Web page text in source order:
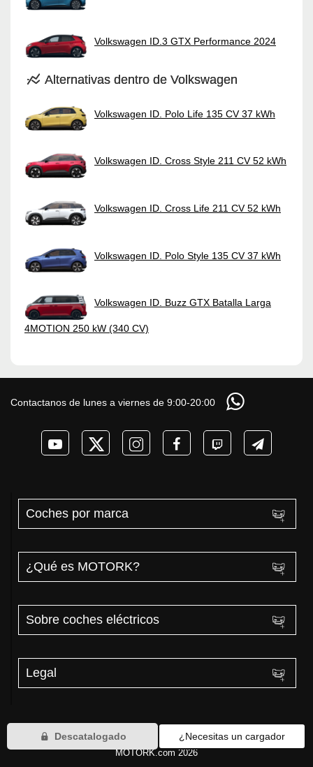
Descatalogado ¿Necesitas un cargador
Volkswagen ID.3 GTX Performance 2024
Alternativas dentro de Volkswagen
Volkswagen ID. Polo Life 135 CV 37 kWh
Volkswagen ID. Cross Style 211 CV 52 kWh
Volkswagen ID. Cross Life 211 CV 52 kWh
Volkswagen ID. Polo Style 135 CV 37 kWh
Volkswagen ID. Buzz GTX Batalla Larga
4MOTION 250 kW (340 CV)
Contactanos de lunes a viernes de 9:00-20:00
Coches por marca
¿Qué es MOTORK?
Sobre coches eléctricos
Legal
MOTORK.com 2026